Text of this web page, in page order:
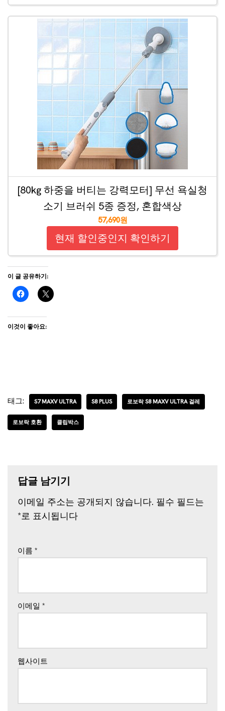
[80kg 하중을 버티는 강력모터] 무선 욕실청
소기 브러쉬 5종 증정, 혼합색상
57,690원
현재 할인중인지 확인하기
이 글 공유하기:
이것이 좋아요:
태그: S7 MAXV ULTRA S8 PLUS 로보락 S8 MAXV ULTRA 걸레
로보락 호환 클립박스
답글 남기기
이메일 주소는 공개되지 않습니다. 필수 필드는
*로 표시됩니다
이름 *
이메일 *
웹사이트